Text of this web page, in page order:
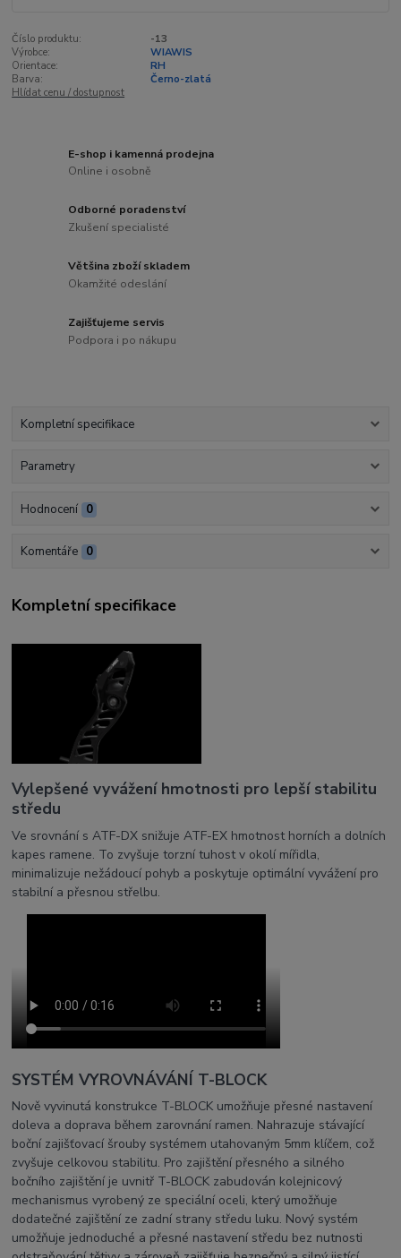
Číslo produktu:
-13
Výrobce:
WIAWIS
Orientace:
RH
Barva:
Černo-zlatá
Hlídat cenu / dostupnost
E-shop i kamenná prodejna
Online i osobně
Odborné poradenství
Zkušení specialisté
Většina zboží skladem
Okamžité odeslání
Zajišťujeme servis
Podpora i po nákupu
Kompletní specifikace
Parametry
Hodnocení 0
Komentáře 0
Kompletní specifikace
Vylepšené vyvážení hmotnosti pro lepší stabilitu
středu
Ve srovnání s ATF-DX snižuje ATF-EX hmotnost horních a dolních
kapes ramene. To zvyšuje torzní tuhost v okolí mířidla,
minimalizuje nežádoucí pohyb a poskytuje optimální vyvážení pro
stabilní a přesnou střelbu.
SYSTÉM VYROVNÁVÁNÍ T-BLOCK
Nově vyvinutá konstrukce T-BLOCK umožňuje přesné nastavení
doleva a doprava během zarovnání ramen. Nahrazuje stávající
boční zajišťovací šrouby systémem utahovaným 5mm klíčem, což
zvyšuje celkovou stabilitu. Pro zajištění přesného a silného
bočního zajištění je uvnitř T-BLOCK zabudován kolejnicový
mechanismus vyrobený ze speciální oceli, který umožňuje
dodatečné zajištění ze zadní strany středu luku. Nový systém
umožňuje jednoduché a přesné nastavení středu bez nutnosti